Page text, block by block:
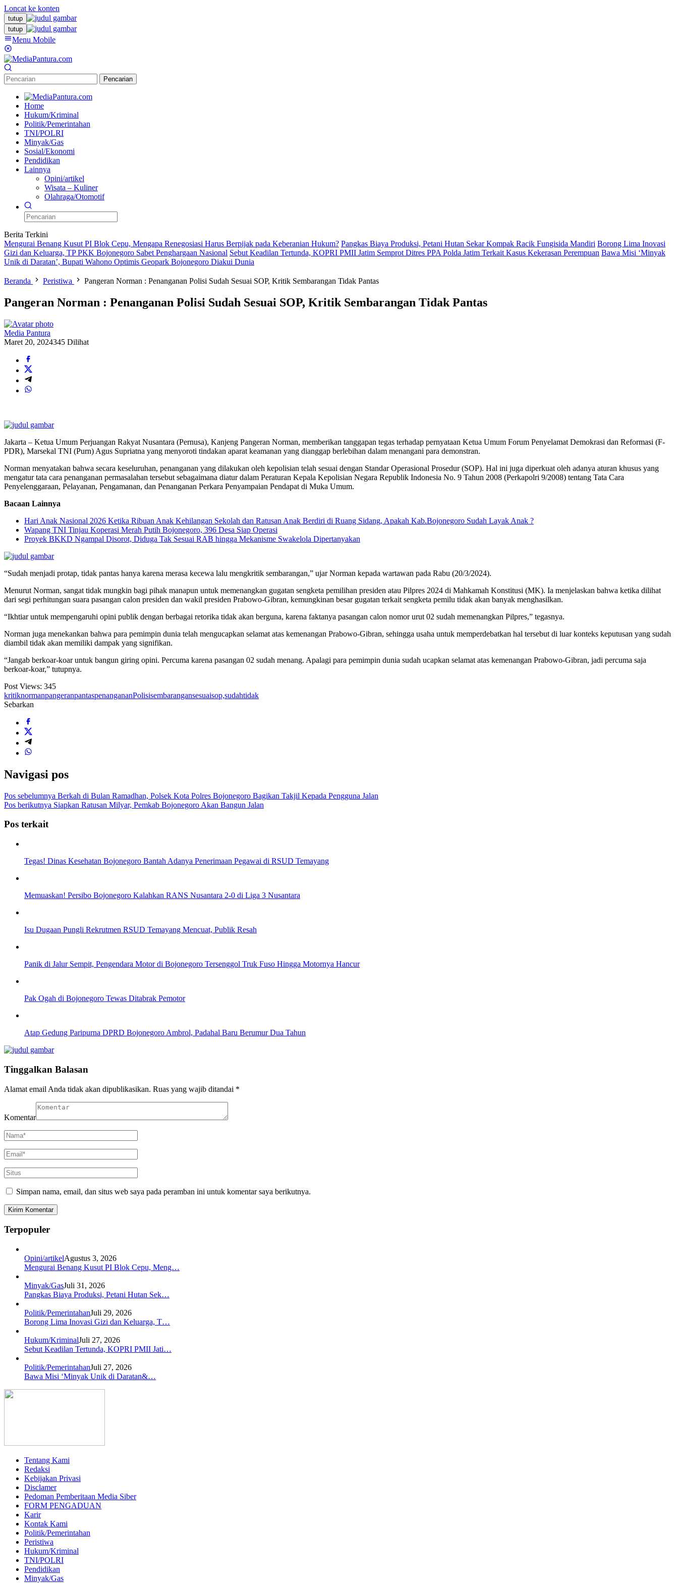
Loncat ke konten
tutup
tutup
Menu Mobile
Pencarian
Home
Hukum/Kriminal
Politik/Pemerintahan
TNI/POLRI
Minyak/Gas
Sosial/Ekonomi
Pendidikan
Lainnya
Opini/artikel
Wisata – Kuliner
Olahraga/Otomotif
Berita Terkini
Mengurai Benang Kusut PI Blok Cepu, Mengapa Renegosiasi Harus Berpijak pada Keberanian Hukum? Pangkas Biaya Produksi, Petani Hutan Sekar Kompak Racik Fungisida Mandiri Borong Lima Inovasi
Gizi dan Keluarga, TP PKK Bojonegoro Sabet Penghargaan Nasional Sebut Keadilan Tertunda, KOPRI PMII Jatim Semprot Ditres PPA Polda Jatim Terkait Kasus Kekerasan Perempuan Bawa Misi ‘Minyak
Unik di Daratan’, Bupati Wahono Optimis Geopark Bojonegoro Diakui Dunia
Beranda Peristiwa Pangeran Norman : Penanganan Polisi Sudah Sesuai SOP, Kritik Sembarangan Tidak Pantas
Pangeran Norman : Penanganan Polisi Sudah Sesuai SOP, Kritik Sembarangan Tidak Pantas
Media Pantura
Maret 20, 2024345 Dilihat
Jakarta – Ketua Umum Perjuangan Rakyat Nusantara (Pernusa), Kanjeng Pangeran Norman, memberikan tanggapan tegas terhadap pernyataan Ketua Umum Forum Penyelamat Demokrasi dan Reformasi (F-
PDR), Marsekal TNI (Purn) Agus Supriatna yang menyoroti tindakan aparat keamanan yang dianggap berlebihan dalam menangani para demonstran.
Norman menyatakan bahwa secara keseluruhan, penanganan yang dilakukan oleh kepolisian telah sesuai dengan Standar Operasional Prosedur (SOP). Hal ini juga diperkuat oleh adanya aturan khusus yang
mengatur tata cara penanganan permasalahan tersebut sebagaimana diatur dalam Peraturan Kepala Kepolisian Negara Republik Indonesia No. 9 Tahun 2008 (Perkapolri 9/2008) tentang Tata Cara
Penyelenggaraan, Pelayanan, Pengamanan, dan Penanganan Perkara Penyampaian Pendapat di Muka Umum.
Bacaan Lainnya
Hari Anak Nasional 2026 Ketika Ribuan Anak Kehilangan Sekolah dan Ratusan Anak Berdiri di Ruang Sidang, Apakah Kab.Bojonegoro Sudah Layak Anak ?
Wapang TNI Tinjau Koperasi Merah Putih Bojonegoro, 396 Desa Siap Operasi
Proyek BKKD Ngampal Disorot, Diduga Tak Sesuai RAB hingga Mekanisme Swakelola Dipertanyakan
“Sudah menjadi protap, tidak pantas hanya karena merasa kecewa lalu mengkritik sembarangan,” ujar Norman kepada wartawan pada Rabu (20/3/2024).
Menurut Norman, sangat tidak mungkin bagi pihak manapun untuk memenangkan gugatan sengketa pemilihan presiden atau Pilpres 2024 di Mahkamah Konstitusi (MK). Ia menjelaskan bahwa ketika dilihat
dari segi perhitungan suara pasangan calon presiden dan wakil presiden Prabowo-Gibran, kemungkinan besar gugatan terkait sengketa pemilu tidak akan banyak menghasilkan.
“Ikhtiar untuk mempengaruhi opini publik dengan berbagai retorika tidak akan berguna, karena faktanya pasangan calon nomor urut 02 sudah memenangkan Pilpres,” tegasnya.
Norman juga menekankan bahwa para pemimpin dunia telah mengucapkan selamat atas kemenangan Prabowo-Gibran, sehingga usaha untuk memperdebatkan hal tersebut di luar konteks keputusan yang sudah
diambil tidak akan memiliki dampak yang signifikan.
“Jangab berkoar-koar untuk bangun giring opini. Percuma karena pasangan 02 sudah menang. Apalagi para pemimpin dunia sudah ucapkan selamat atas kemenangan Prabowo-Gibran, jadi percuma saja
berkoar-koar,” tutupnya.
Post Views: 345
kritiknormanpangeranpantaspenangananPolisisembarangansesuaisop,sudahtidak
Sebarkan
Navigasi pos
Pos sebelumnya Berkah di Bulan Ramadhan, Polsek Kota Polres Bojonegoro Bagikan Takjil Kepada Pengguna Jalan
Pos berikutnya Siapkan Ratusan Milyar, Pemkab Bojonegoro Akan Bangun Jalan
Pos terkait
Tegas! Dinas Kesehatan Bojonegoro Bantah Adanya Penerimaan Pegawai di RSUD Temayang
Memuaskan! Persibo Bojonegoro Kalahkan RANS Nusantara 2-0 di Liga 3 Nusantara
Isu Dugaan Pungli Rekrutmen RSUD Temayang Mencuat, Publik Resah
Panik di Jalur Sempit, Pengendara Motor di Bojonegoro Tersenggol Truk Fuso Hingga Motornya Hancur
Pak Ogah di Bojonegoro Tewas Ditabrak Pemotor
Atap Gedung Paripurna DPRD Bojonegoro Ambrol, Padahal Baru Berumur Dua Tahun
Tinggalkan Balasan
Alamat email Anda tidak akan dipublikasikan. Ruas yang wajib ditandai *
Komentar
Simpan nama, email, dan situs web saya pada peramban ini untuk komentar saya berikutnya.
Terpopuler
Opini/artikelAgustus 3, 2026
Mengurai Benang Kusut PI Blok Cepu, Meng…
Minyak/GasJuli 31, 2026
Pangkas Biaya Produksi, Petani Hutan Sek…
Politik/PemerintahanJuli 29, 2026
Borong Lima Inovasi Gizi dan Keluarga, T…
Hukum/KriminalJuli 27, 2026
Sebut Keadilan Tertunda, KOPRI PMII Jati…
Politik/PemerintahanJuli 27, 2026
Bawa Misi ‘Minyak Unik di Daratan&…
Tentang Kami
Redaksi
Kebijakan Privasi
Disclamer
Pedoman Pemberitaan Media Siber
FORM PENGADUAN
Karir
Kontak Kami
Politik/Pemerintahan
Peristiwa
Hukum/Kriminal
TNI/POLRI
Pendidikan
Minyak/Gas